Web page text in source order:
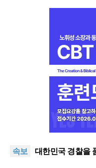
속보
한기연 “전쟁을
27.8%, 중증 입원
대한민국 경찰을